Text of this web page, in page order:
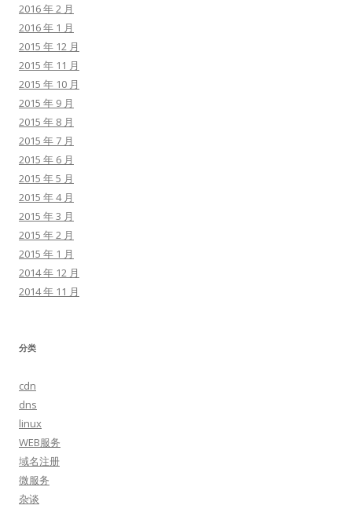
2016 年 2 月
2016 年 1 月
2015 年 12 月
2015 年 11 月
2015 年 10 月
2015 年 9 月
2015 年 8 月
2015 年 7 月
2015 年 6 月
2015 年 5 月
2015 年 4 月
2015 年 3 月
2015 年 2 月
2015 年 1 月
2014 年 12 月
2014 年 11 月
分类
cdn
dns
linux
WEB服务
域名注册
微服务
杂谈